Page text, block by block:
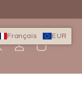
ConnexionPanier
Français EUR